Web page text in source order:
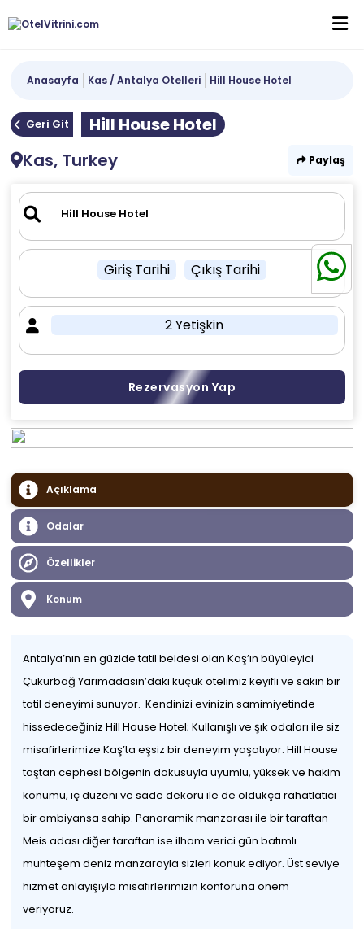
Anasayfa Kas / Antalya Otelleri Hill House Hotel
Geri Git
Hill House Hotel
Kas, Turkey
Paylaş
Giriş Tarihi Çıkış Tarihi
2 Yetişkin
Rezervasyon Yap
Açıklama
Odalar
Özellikler
Konum
Antalya’nın en güzide tatil beldesi olan Kaş’ın büyüleyici
Çukurbağ Yarımadasın’daki küçük otelimiz keyifli ve sakin bir
tatil deneyimi sunuyor. Kendinizi evinizin samimiyetinde
hissedeceğiniz Hill House Hotel; Kullanışlı ve şık odaları ile siz
misafirlerimize Kaş’ta eşsiz bir deneyim yaşatıyor. Hill House
taştan cephesi bölgenin dokusuyla uyumlu, yüksek ve hakim
konumu, iç düzeni ve sade dekoru ile de oldukça rahatlatıcı
bir ambiyansa sahip. Panoramik manzarası ile bir taraftan
Meis adası diğer taraftan ise ilham verici gün batımlı
muhteşem deniz manzarayla sizleri konuk ediyor. Üst seviye
hizmet anlayışıyla misafirlerimizin konforuna önem
veriyoruz.